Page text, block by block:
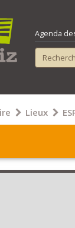
Agenda
Lieux